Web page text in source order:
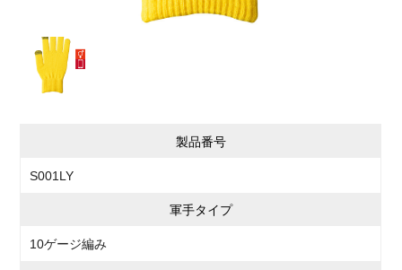
製品番号
S001LY
軍手タイプ
10ゲージ編み